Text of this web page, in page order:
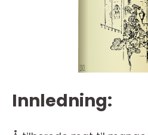
Innledning: